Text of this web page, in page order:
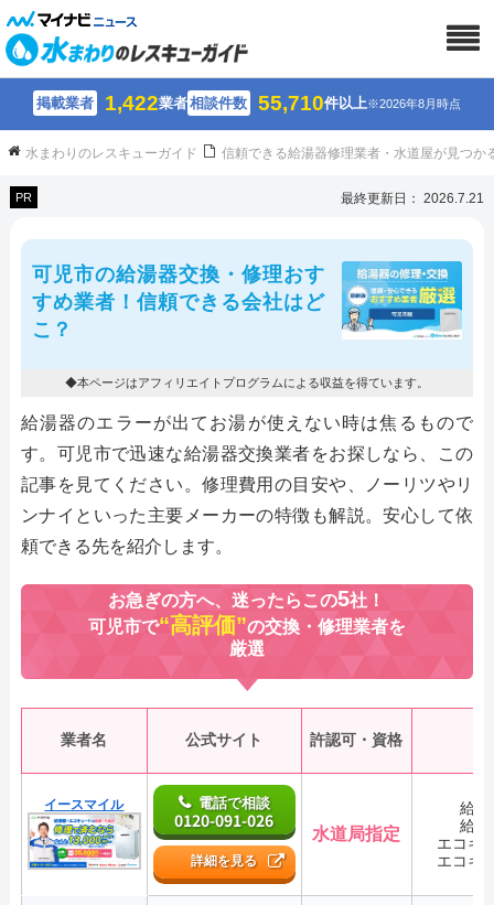
掲載業者 1,422業者相談件数 55,710件以上※2026年8月時点
水まわりのレスキューガイド 信頼できる給湯器修理業者・水道屋が見つか
PR 最終更新日： 2026.7.21
可児市の給湯器交換・修理おす
すめ業者！信頼できる会社はど
こ？
◆本ページはアフィリエイトプログラムによる収益を得ています。
給湯器のエラーが出てお湯が使えない時は焦るもので
す。可児市で迅速な給湯器交換業者をお探しなら、この
記事を見てください。修理費用の目安や、ノーリツやリ
ンナイといった主要メーカーの特徴も解説。安心して依
頼できる先を紹介します。
お急ぎの方へ、迷ったらこの5社！
可児市で“高評価”の交換・修理業者を
厳選
業者名 公式サイト 許認可・資格
イースマイル 電話で相談
0120-091-026
詳細を見る
水道局指定
給
給
エコキ
エコキ